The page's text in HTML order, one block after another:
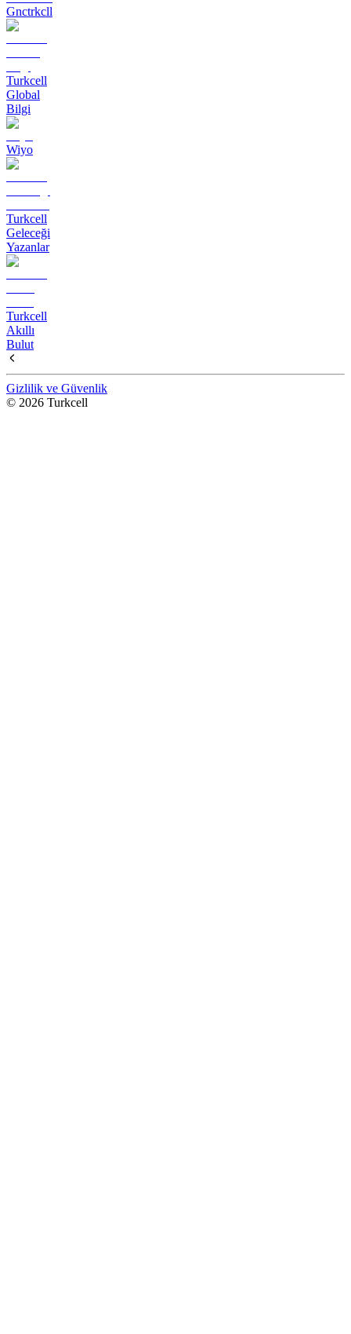
Gnctrkcll
Turkcell
Global
Bilgi
Wiyo
Turkcell
Geleceği
Yazanlar
Turkcell
Akıllı
Bulut
Gizlilik ve Güvenlik
© 2026 Turkcell